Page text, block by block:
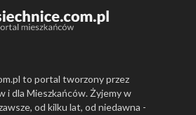
to portal tworzony przez
i dla Mieszkańców. Żyjemy w
od kilku lat, od niedawna -